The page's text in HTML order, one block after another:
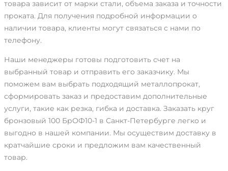
товара зависит от марки стали, объема заказа и точности
проката. Для получения подробной информации о
наличии товара, клиенты могут связаться с нами по
телефону.
Наши менеджеры готовы подготовить счет на
выбранный товар и отправить его заказчику. Мы
поможем вам выбрать подходящий металлопрокат,
сформировать заказ и предоставим дополнительные
услуги, такие как резка, гибка и доставка. Заказать круг
бронзовый 100 БрОФ10-1 в Санкт-Петербурге легко и
выгодно в нашей компании. Мы осуществим доставку в
кратчайшие сроки и предложим вам качественный
товар.